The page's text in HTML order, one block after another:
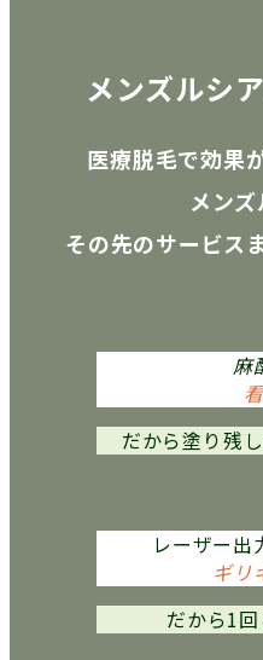
メンズルシア
医療脱毛で効果
メン
その先のサービス
麻
だから塗り残
レーザー出
ギリ
だから1